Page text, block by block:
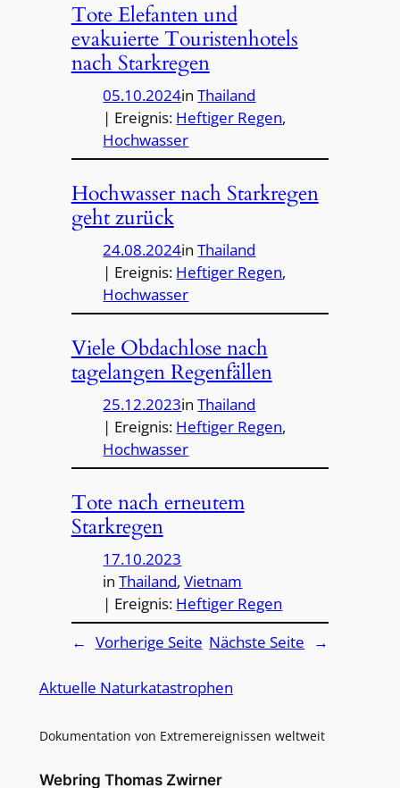
Tote Elefanten und
evakuierte Touristenhotels
nach Starkregen
05.10.2024inThailand
| Ereignis: Heftiger Regen
Hochwasser
Hochwasser nach Starkregen
geht zurück
24.08.2024inThailand
| Ereignis: Heftiger Regen
Hochwasser
Viele Obdachlose nach
tagelangen Regenfällen
25.12.2023inThailand
| Ereignis: Heftiger Regen
Hochwasser
Tote nach erneutem
Starkregen
17.10.2023
inThailand, Vietnam
| Ereignis: Heftiger Regen
← Vorherige Seite Nächste Seite →
Aktuelle Naturkatastrophen
Dokumentation von Extremereignissen weltweit
Webring Thomas Zwirner